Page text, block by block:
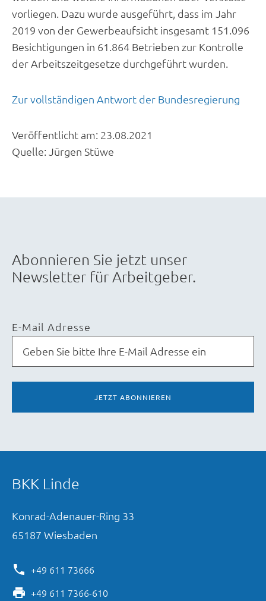
vorliegen. Dazu wurde ausgeführt, dass im Jahr
2019 von der Gewerbeaufsicht insgesamt 151.096
Besichtigungen in 61.864 Betrieben zur Kontrolle
der Arbeitszeitgesetze durchgeführt wurden.
Zur vollständigen Antwort der Bundesregierung
Veröffentlicht am: 23.08.2021
Quelle: Jürgen Stüwe
Abonnieren Sie jetzt unser
Newsletter für Arbeitgeber.
E-Mail Adresse
JETZT ABONNIEREN
BKK Linde
Konrad-Adenauer-Ring 33
65187 Wiesbaden
+49 611 73666
+49 611 7366-610